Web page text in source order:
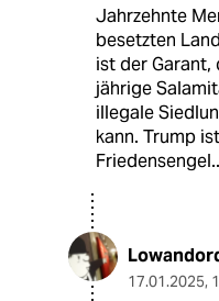
Jahrzehnte
besetzten
ist der Garant,
jährige
illegale
kann. Trump
Friedensengel..
17.01.2025,